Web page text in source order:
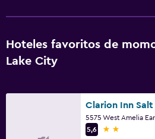
Hoteles favoritos de
Lake City
5,6
2 estrellas